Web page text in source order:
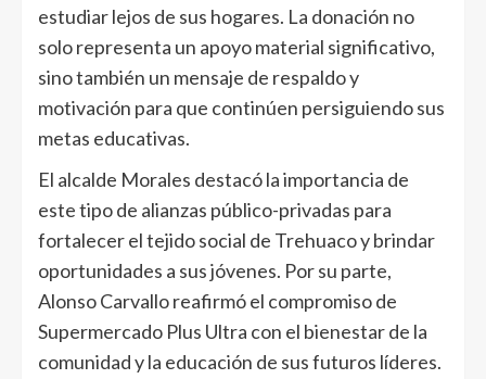
estudiar lejos de sus hogares. La donación no
solo representa un apoyo material significativo,
sino también un mensaje de respaldo y
motivación para que continúen persiguiendo sus
metas educativas.
El alcalde Morales destacó la importancia de
este tipo de alianzas público-privadas para
fortalecer el tejido social de Trehuaco y brindar
oportunidades a sus jóvenes. Por su parte,
Alonso Carvallo reafirmó el compromiso de
Supermercado Plus Ultra con el bienestar de la
comunidad y la educación de sus futuros líderes.